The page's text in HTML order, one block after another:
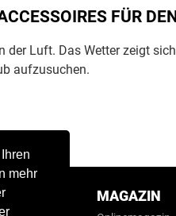
mehr
FÜR
der Luft. Das Wetter zeigt
aufzusuchen.
MAGAZIN